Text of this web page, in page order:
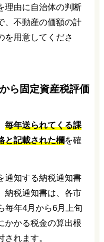
理由に自治体の判断
、不動産の価額の計
を用意してくださ
ら固定資産税評価
毎年送られてくる課
と記載された欄を確
通知する納税通知書
納税通知書は、各市
毎年4月から6月上旬
かかる税金の算出根
れます。